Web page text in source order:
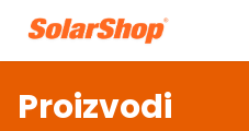
Proizvodi